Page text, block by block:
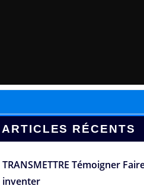
ARTICLES RÉCENTS
TRANSMETTRE Témoigner
inventer